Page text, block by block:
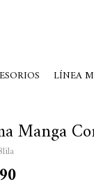
LÍNEA
Manga